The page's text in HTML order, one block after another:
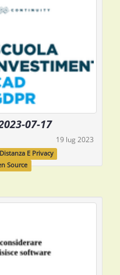
07-17
19 lug 2023
E Privacy
Source